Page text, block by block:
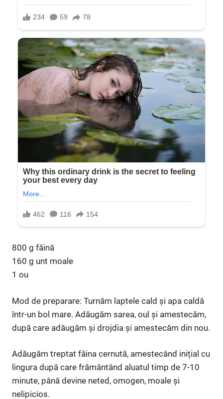
800 g făină
160 g unt moale
1 ou
Mod de preparare: Turnăm laptele cald și apa caldă
într-un bol mare. Adăugăm sarea, oul și amestecăm,
după care adăugăm și drojdia și amestecăm din nou.
Adăugăm treptat făina cernută, amestecând inițial cu
lingura după care frământând aluatul timp de 7-10
minute, până devine neted, omogen, moale și
nelipicios.